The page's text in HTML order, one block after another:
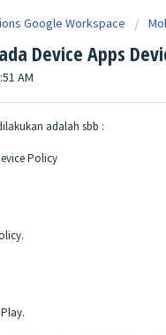
Google Workspace
Device Apps
AM
adalah sbb :
Policy